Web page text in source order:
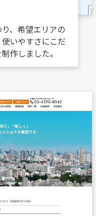
、希望エリアの
いやすさにこだ
作しました。